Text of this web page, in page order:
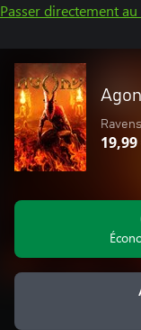
Passer directement
19,99